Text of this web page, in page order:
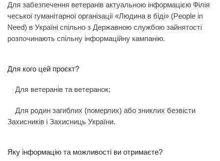
Для забезпечення ветеранів актуальною інформацією Філія
чеської гуманітарної організації «Людина в біді» (People in
Need) в Україні спільно з Державною службою зайнятості
розпочинають спільну інформаційну кампанію.
Для кого цей проєкт?
Для ветеранів та ветеранок;
Для родин загиблих (померлих) або зниклих безвісти
Захисників і Захисниць України.
Яку інформацію та можливості ви отримаєте?